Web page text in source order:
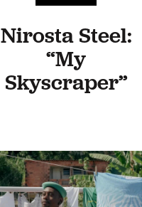
Nirosta Steel:
“My
Skyscraper”